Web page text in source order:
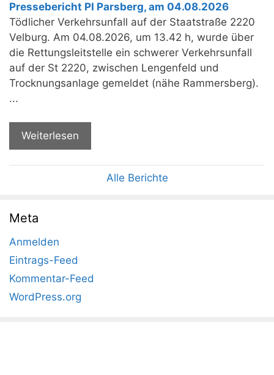
Pressebericht PI Parsberg, am 04.08.2026
Tödlicher Verkehrsunfall auf der Staatstraße 2220
Velburg. Am 04.08.2026, um 13.42 h, wurde über
die Rettungsleitstelle ein schwerer Verkehrsunfall
auf der St 2220, zwischen Lengenfeld und
Trocknungsanlage gemeldet (nähe Rammersberg).
...
Weiterlesen
Alle Berichte
Meta
Anmelden
Eintrags-Feed
Kommentar-Feed
WordPress.org